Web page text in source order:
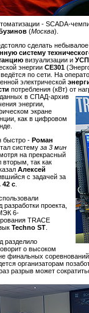
- SCADA-
(Москва).
сделать
систему
визуализации и
энергии СЕ301
по сети. На
электрической
потребления (кВт) от
в СПАД-архив
энергии,
экране
как в цифровом
быстро - Роман
систему за 3 мин
на прекрасный
вторым, так как
Алексей
с задачей за
42 с
проекта,
6-
TRACE
Techno ST
разделило
о высоком
финальных
организаторам
разрыв может